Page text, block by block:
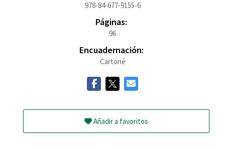
978-84-677-9155-6
Páginas:
96
Encuadernación:
Cartoné
Añadir a favoritos